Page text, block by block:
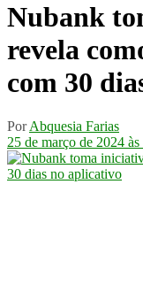
Nubank
revela
com 30
Por Abquesia Farias
25 de março de 2024